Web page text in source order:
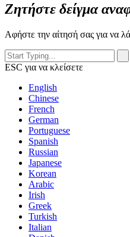
Ζητήστε δείγμα
Αφήστε την αίτησή σας για να
ESC για να κλείσετε
English
Chinese
French
German
Portuguese
Spanish
Russian
Japanese
Korean
Arabic
Irish
Greek
Turkish
Italian